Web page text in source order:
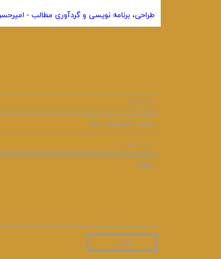
طراحی، برنامه نویسی و گردآوری مطالب -
ارسال